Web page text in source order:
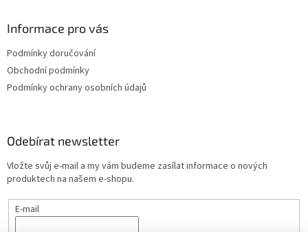
Informace pro vás
Podmínky doručování
Obchodní podmínky
Podmínky ochrany osobních údajů
Odebírat newsletter
Vložte svůj e-mail a my vám budeme zasílat informace o nových
produktech na našem e-shopu.
E-mail